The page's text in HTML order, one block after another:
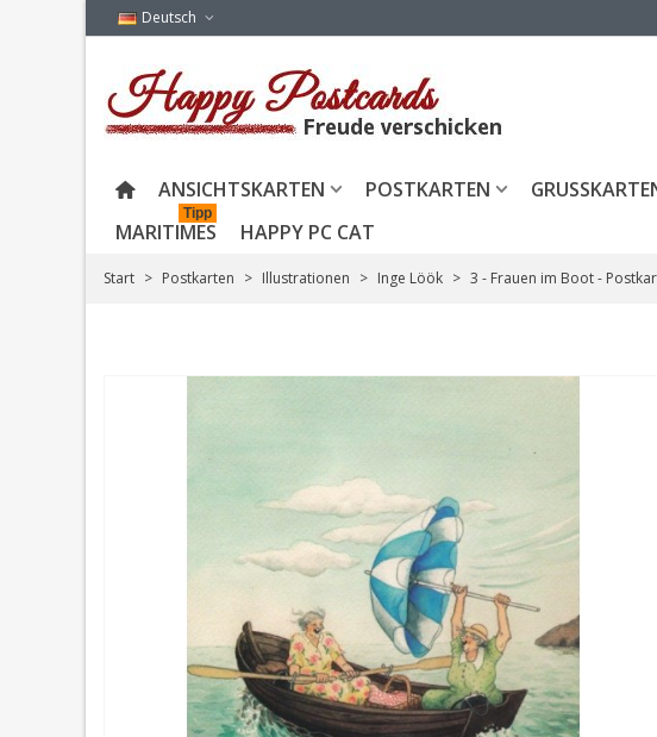
Deutsch
ANSICHTSKARTEN POSTKARTEN GRUSSKARTEN
MARITIMES
Tipp
HAPPY PC CAT
Start > Postkarten > Illustrationen > Inge Löök > 3 - Frauen im Boot -